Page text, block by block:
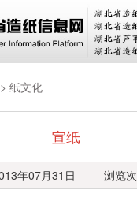
协会动态
政策法规
纸文化
宣纸
年07月31日 浏览次